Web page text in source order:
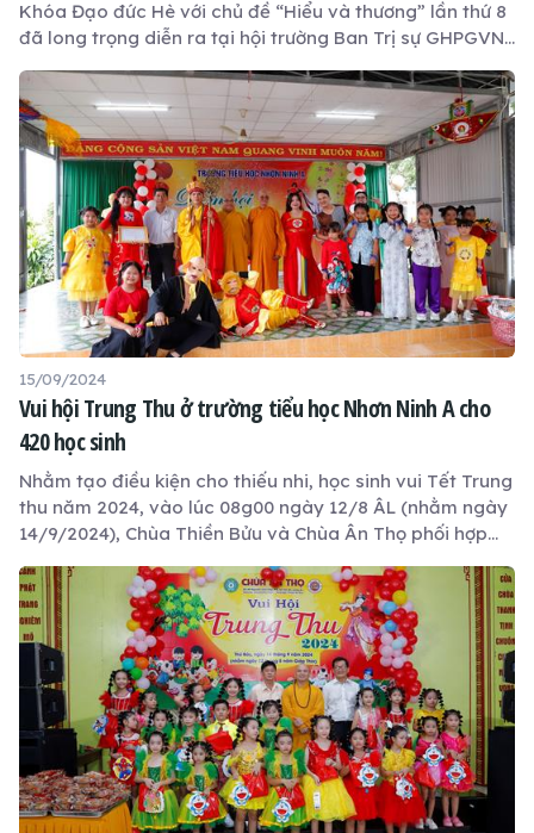
Khóa Đạo đức Hè với chủ đề “Hiểu và thương” lần thứ 8
đã long trọng diễn ra tại hội trường Ban Trị sự GHPGVN
năm nay quy tụ khoảng 200 em học sinh trên địa bàn
tỉnh tham dự.
15/09/2024
Vui hội Trung Thu ở trường tiểu học Nhơn Ninh A cho
420 học sinh
Nhằm tạo điều kiện cho thiếu nhi, học sinh vui Tết Trung
thu năm 2024, vào lúc 08g00 ngày 12/8 ÂL (nhằm ngày
14/9/2024), Chùa Thiền Bửu và Chùa Ân Thọ phối hợp
Tân Chánh) tổ chức Tết Trung thu cho 420 học sinh.